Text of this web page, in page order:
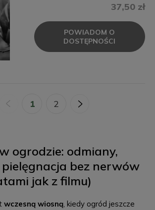
37,50 zł
POWIADOM O
DOSTĘPNOŚCI
« 1 2 »
ogrodzie: odmiany,
pielęgnacja bez nerwów
jak z filmu)
wczesną wiosną, kiedy ogród jeszcze